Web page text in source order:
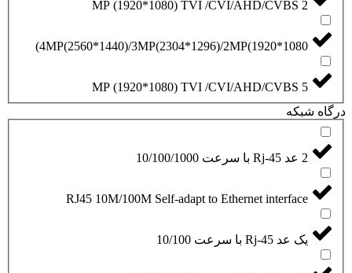
2 MP (1920*1080) TVI /CVI/AHD/CVBS
4MP(2560*1440)/3MP(2304*1296)/2MP(1920*1080)
5 MP (1920*1080) TVI /CVI/AHD/CVBS
درگاه شبکه
2 عد Rj-45 با سرعت 10/100/1000
RJ45 10M/100M Self-adapt to Ethernet interface
یک عد Rj-45 با سرعت 10/100